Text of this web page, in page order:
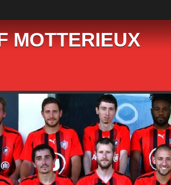
MOTTERIEUX